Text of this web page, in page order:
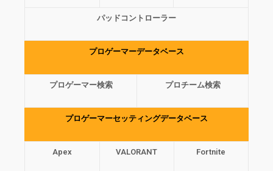
パッドコントローラー
プロゲーマーデータベース
プロゲーマー検索 プロチーム検索
プロゲーマーセッティングデータベース
Apex VALORANT Fortnite